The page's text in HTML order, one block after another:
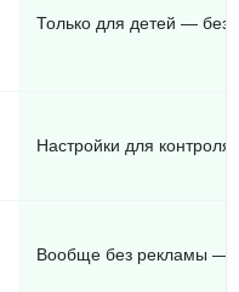
Только для детей —
Настройки для
Вообще без рекламы —